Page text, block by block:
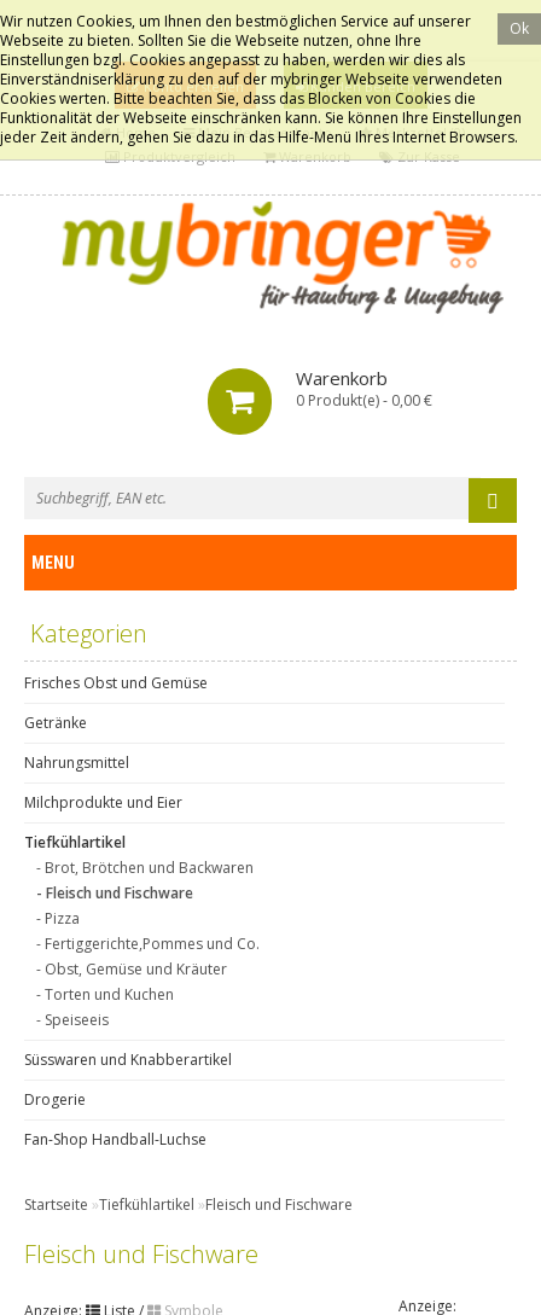
Ok
Wir nutzen Cookies, um Ihnen den bestmöglichen Service auf unserer
Webseite zu bieten. Sollten Sie die Webseite nutzen, ohne Ihre
Einstellungen bzgl. Cookies angepasst zu haben, werden wir dies als
Einverständniserklärung zu den auf der mybringer Webseite verwendeten
Cookies werten. Bitte beachten Sie, dass das Blocken von Cookies die
Funktionalität der Webseite einschränken kann. Sie können Ihre Einstellungen
jeder Zeit ändern, gehen Sie dazu in das Hilfe-Menü Ihres Internet Browsers.
Konto erstellen Kunden Bereich
Home Mein Benutzerkonto
Merkzettel (0)
Produktvergleich
Warenkorb Zur Kasse
Warenkorb
0 Produkt(e) - 0,00 €
MENU
Kategorien
Frisches Obst und Gemüse
Getränke
Nahrungsmittel
Milchprodukte und Eier
Tiefkühlartikel
- Brot, Brötchen und Backwaren
- Fleisch und Fischware
- Pizza
- Fertiggerichte,Pommes und Co.
- Obst, Gemüse und Kräuter
- Torten und Kuchen
- Speiseeis
Süsswaren und Knabberartikel
Drogerie
Fan-Shop Handball-Luchse
Startseite »Tiefkühlartikel »Fleisch und Fischware
Fleisch und Fischware
Anzeige: